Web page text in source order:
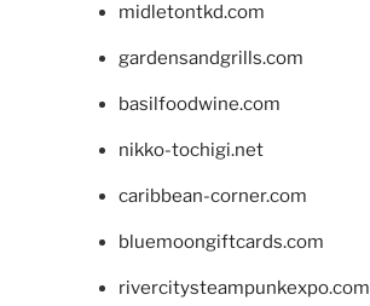
midletontkd.com
gardensandgrills.com
basilfoodwine.com
nikko-tochigi.net
caribbean-corner.com
bluemoongiftcards.com
rivercitysteampunkexpo.com